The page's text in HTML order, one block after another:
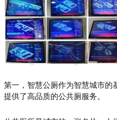
第一，智慧公厕作为智慧城市的
提供了高品质的公共厕服务。